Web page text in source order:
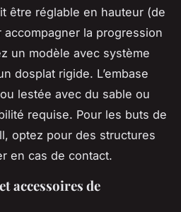
être réglable en hauteur (de
la progression
un modèle avec système
dosplat rigide. L’embase
lestée avec du sable ou
requise. Pour les buts de
optez pour des structures
en cas de contact.
accessoires de